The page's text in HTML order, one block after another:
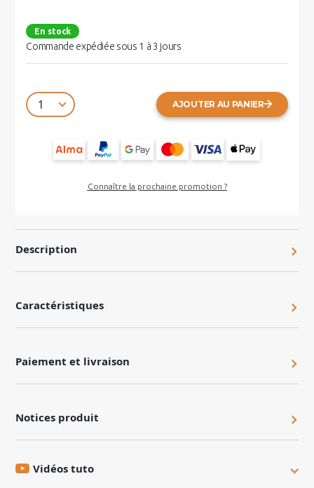
En stock
Commande expédiée sous 1 à 3 jours
AJOUTER AU PANIER
Connaître la prochaine promotion ?
Description
Caractéristiques
Paiement et livraison
Notices produit
Vidéos tuto